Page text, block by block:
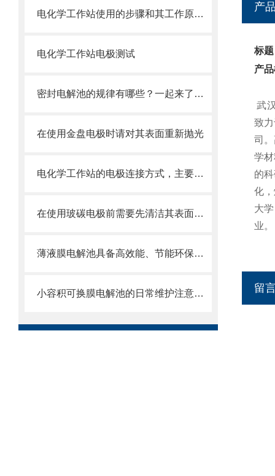
电化学工作站使用的步骤和其工作原理简单介绍
电化学工作站电极测试
密封电解池的规律有哪些？一起来了解下吧
在使用金盘电极时请对其表面重新抛光
电化学工作站的电极连接方式，主要分为以下三大类
在使用玻碳电极前需要先清洁其表面会产生的各种含氧基团
薄液膜电解池具备高效能、节能环保和可控性强的优势
小容积可换膜电解池的日常维护注意事项
产
标
产
武
致
司
学
的
化
大
业。
留